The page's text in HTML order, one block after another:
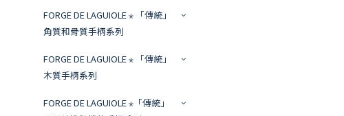
FORGE DE LAGUIOLE ⋆ 「傳統」
角質和骨質手柄系列
FORGE DE LAGUIOLE ⋆ 「傳統」
木質手柄系列
FORGE DE LAGUIOLE ⋆「傳統」